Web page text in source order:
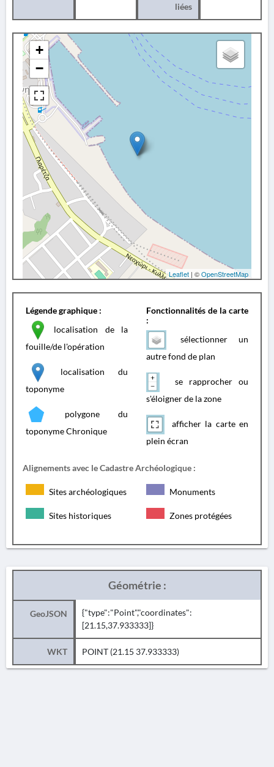
liées
+
−
Leaflet | ©OpenStreetMap
Légende graphique :
localisation de la
fouille/de l'opération
localisation du
toponyme
polygone du
toponyme Chronique
Fonctionnalités de la carte
:
sélectionner un
autre fond de plan
se rapprocher ou
s'éloigner de la zone
afficher la carte en
plein écran
Alignements avec le Cadastre Archéologique :
Sites archéologiques Monuments
Sites historiques Zones protégées
Géométrie :
GeoJSON
{"type":"Point","coordinates":
[21.15,37.933333]}
WKT POINT (21.15 37.933333)